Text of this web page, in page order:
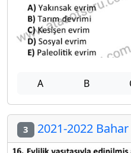
A B
3 2021-2022 Bahar